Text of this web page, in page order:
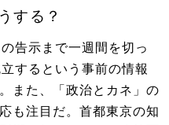
する？
告示まで一週間を切っ
するという事前の情報
また、「政治とカネ」の
も注目だ。首都東京の知